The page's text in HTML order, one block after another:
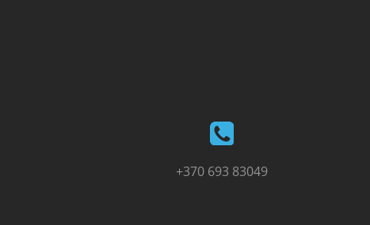
+370 693 83049